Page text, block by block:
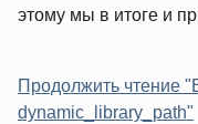
этому мы в итоге и
Продолжить чтение
dynamic_library_path"